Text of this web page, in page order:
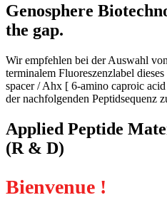
Genosphere
the gap.
Wir empfehlen bei der Auswahl
terminalem Fluoreszenzlabel
spacer / Ahx [ 6-amino caproic
der nachfolgenden Peptidsequenz
Applied Peptide
(R & D)
Bienvenue !